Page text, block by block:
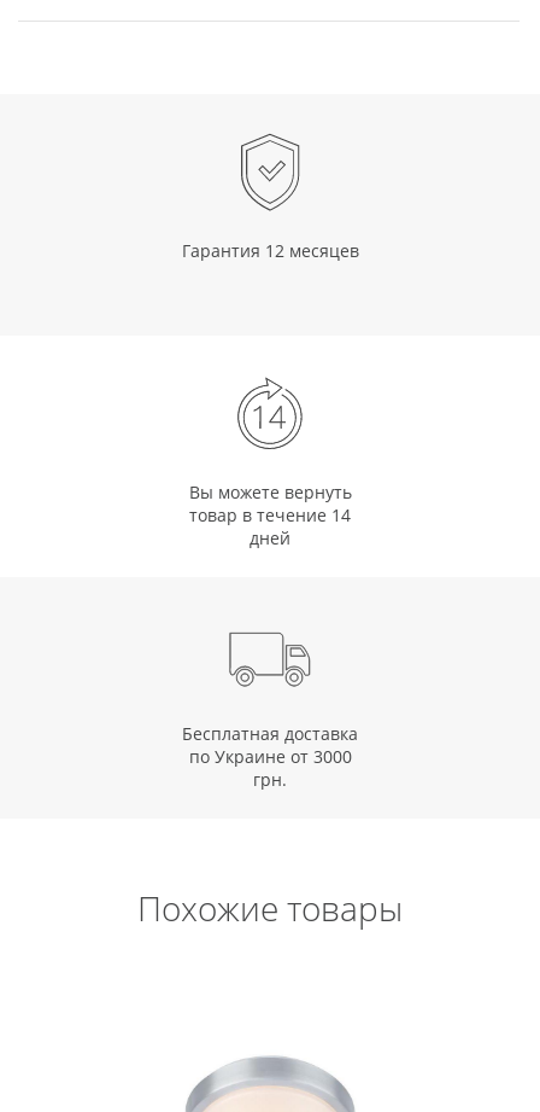
Гарантия 12 месяцев
Вы можете вернуть
товар в течение 14
дней
Бесплатная доставка
по Украине от 3000
грн.
Похожие товары